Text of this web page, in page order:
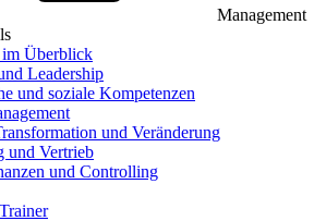
Management
Überblick
Leadership
und soziale Kompetenzen
und Veränderung
und Vertrieb
und Controlling